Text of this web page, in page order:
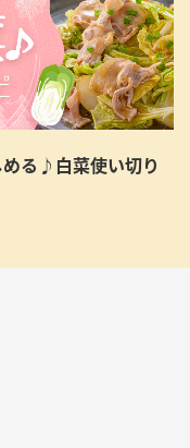
める♪白菜使い切り